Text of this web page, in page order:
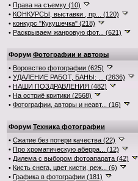
• Права на съемку (10)
• КОНКУРСЫ, выставки , пр... (120)
• конкурс "Кукушечка" (218)
• Раскрываем жанровую фот... (621)
Форум Фотографии и авторы
• Воровство фотографии (625)
• УДАЛЕНИЕ РАБОТ, БАНЫ: ... (2636)
• НАШИ ПОЗДРАВЛЕНИЯ (482)
• На остриё критики (2568)
• Фотографии, авторы и неавт... (16)
Форум Техника фотографии
• Сжатие без потери качества (22)
• Про хроматическую аберра... (12)
• Дилема с выбором фотоапарата (42)
• Кисть снега, цвет кисти, реж... (6)
• Графика в фотографии (181)